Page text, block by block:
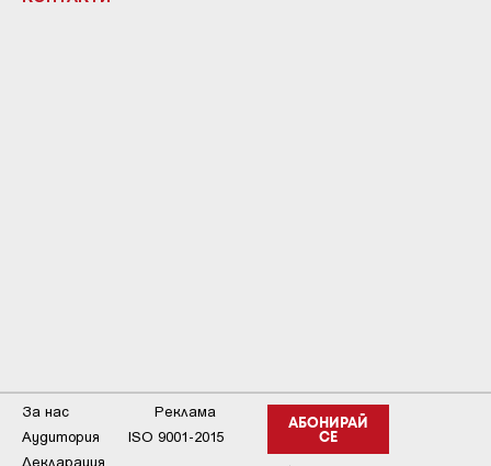
АБОНИРАЙ
СЕ
За нас
Реклама
Аудитория
ISO 9001-2015
Декларация